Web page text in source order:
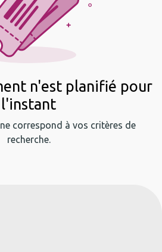
n'est planifié pour
l'instant
correspond à vos critères de
recherche.